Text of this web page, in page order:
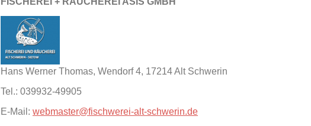
Hans Werner Thomas, Wendorf 4, 17214 Alt Schwerin
Tel.: 039932-49905
E-Mail: webmaster@fischwerei-alt-schwerin.de